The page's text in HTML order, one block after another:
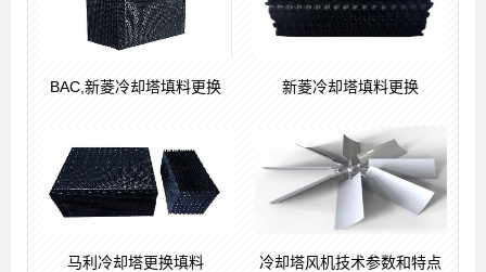
BAC,新菱冷却塔填料更换 新菱冷却塔填料更换
马利冷却塔更换填料 冷却塔风机技术参数和特点